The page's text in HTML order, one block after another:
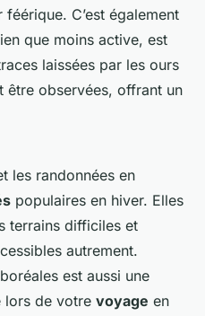
C’est également
que moins active, est
laissées par les ours
être observées, offrant un
les randonnées en
populaires en hiver. Elles
terrains difficiles et
autrement.
est aussi une
lors de votre voyage en